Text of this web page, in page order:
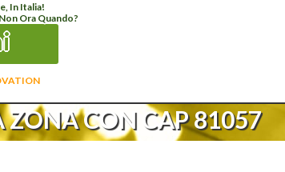
In Italia!
Ora Quando?
ZONA CON CAP 81057